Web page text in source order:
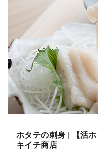
ホタテの刺身 | 【活
キイチ商店